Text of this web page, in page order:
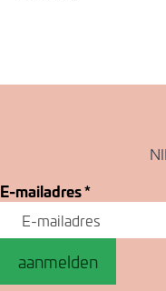
E-mailadres*
aanmelden